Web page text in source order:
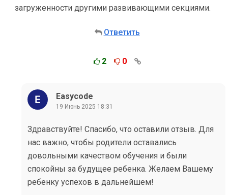
загруженности другими развивающими секциями.
Ответить
2 0
Easycode
19 Июнь 2025 18:31
Здравствуйте! Спасибо, что оставили отзыв. Для
нас важно, чтобы родители оставались
довольными качеством обучения и были
спокойны за будущее ребенка. Желаем Вашему
ребенку успехов в дальнейшем!